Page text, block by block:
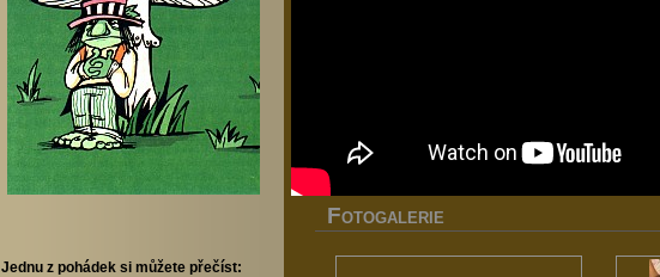
FOTOGALERIE
Jednu z pohádek si můžete přečíst: